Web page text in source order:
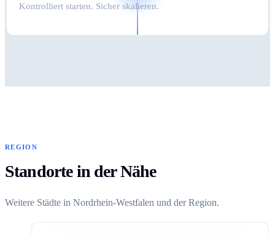
Kontrolliert starten. Sicher skalieren.
REGION
Standorte in der Nähe
Weitere Städte in Nordrhein-Westfalen und der Region.